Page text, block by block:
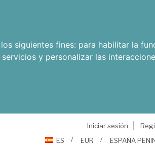
siguientes fines: para habilitar la
y personalizar las
Iniciar sesión
ES
EUR ESPAÑA